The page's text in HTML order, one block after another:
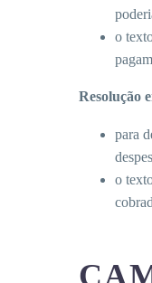
o
Resolução
para
o